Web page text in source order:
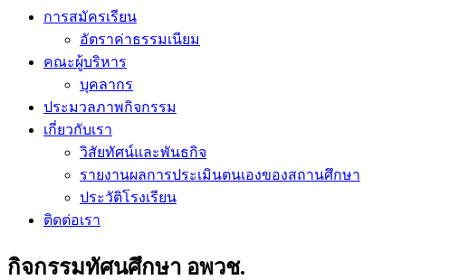
การสมัครเรียน
อัตราค่าธรรมเนียม
คณะผู้บริหาร
บุคลากร
ประมวลภาพกิจกรรม
เกี่ยวกับเรา
วิสัยทัศน์และพันธกิจ
รายงานผลการประเมินตนเองของสถานศึกษา
ประวัติโรงเรียน
ติดต่อเรา
กิจกรรมทัศนศึกษา อพวช.